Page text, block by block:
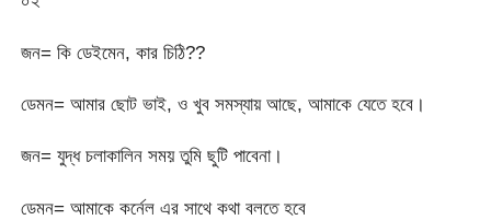
জন= কি ডেইমেন, কার চিঠি??
ডেমন= আমার ছোট ভাই, ও খুব সমস্যায় আছে, আমাকে যেতে হবে।
জন= যুদ্ধ চলাকালিন সময় তুমি ছুটি পাবেনা।
ডেমন= আমাকে কর্নেল এর সাথে কথা বলতে হবে